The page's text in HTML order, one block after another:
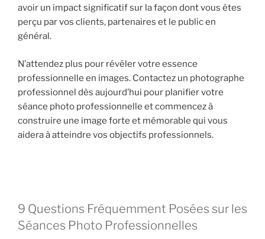
avoir un impact significatif sur la façon dont vous êtes
perçu par vos clients, partenaires et le public en
général.
N’attendez plus pour révéler votre essence
professionnelle en images. Contactez un photographe
professionnel dès aujourd’hui pour planifier votre
séance photo professionnelle et commencez à
construire une image forte et mémorable qui vous
aidera à atteindre vos objectifs professionnels.
9 Questions Fréquemment Posées sur les
Séances Photo Professionnelles